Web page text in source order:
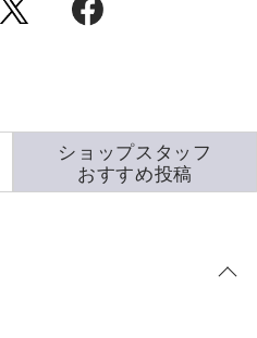
ショップスタッフ
おすすめ投稿